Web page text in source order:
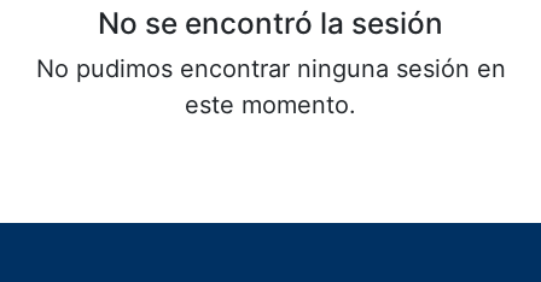
No se encontró la sesión
No pudimos encontrar ninguna sesión en
este momento.